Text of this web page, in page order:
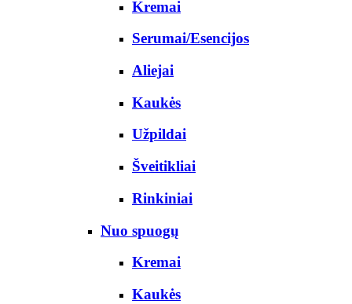
Kremai
Serumai/Esencijos
Aliejai
Kaukės
Užpildai
Šveitikliai
Rinkiniai
Nuo spuogų
Kremai
Kaukės